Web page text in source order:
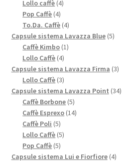
Lollo caffè 44
Pop Caffè 44
prodotti
To.Da. Caffè 44
prodotti
Capsule sistema Lavazza Blue 55
Caffè Kimbo 11
Lollo Caffè 44
prodotti
Capsule sistema Lavazza Firma 33
Lollo Caffè 33
prodotti
Capsule sistema Lavazza Point 3434
Caffè Borbone 55
prodotti
Caffè Esprexo 1414
Caffè Poli 55
prodotti
Lollo Caffè 55
Pop Caffè 55
prodotti
Capsule sistema Lui e Fiorfiore 44